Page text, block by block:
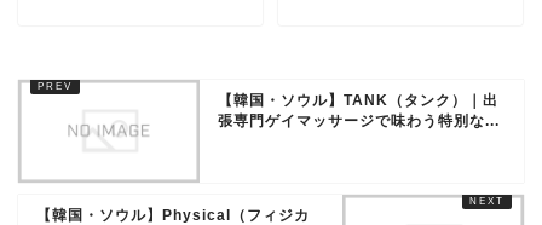
【韓国・ソウル】TANK（タンク）｜出
張専門ゲイマッサージで味わう特別な...
【韓国・ソウル】Physical（フィジカ